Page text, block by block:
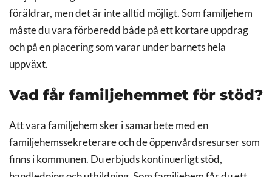
föräldrar, men det är inte alltid möjligt. Som familjehem
måste du vara förberedd både på ett kortare uppdrag
och på en placering som varar under barnets hela
uppväxt.
Vad får familjehemmet för stöd?
Att vara familjehem sker i samarbete med en
familjehemssekreterare och de öppenvårdsresurser som
finns i kommunen. Du erbjuds kontinuerligt stöd,